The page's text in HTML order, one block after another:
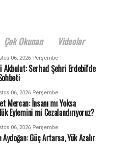
Çok Okunan Videolar
06, 2026 Perşembe
Akbulut: Serhad Şehri Erdebil'de
06, 2026 Perşembe
Mercan: İnsanı mı Yoksa
Eylemini mi Cezalandırıyoruz?
06, 2026 Perşembe
Aydoğan: Güç Artarsa, Yük Azalır